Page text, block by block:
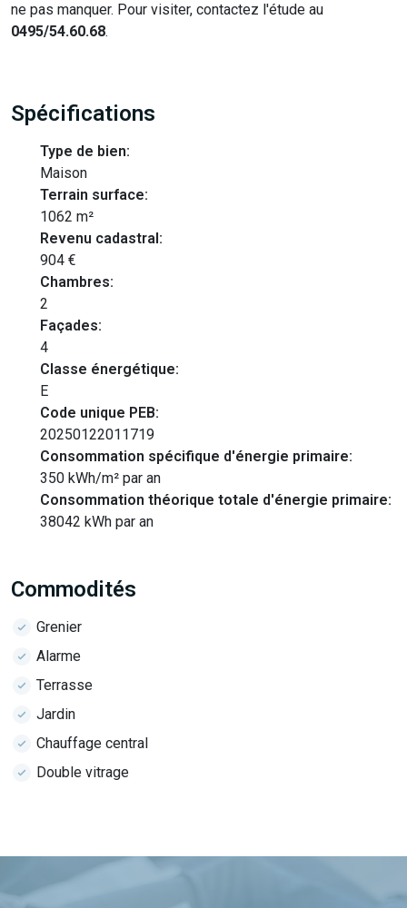
ne pas manquer. Pour visiter, contactez l'étude au
0495/54.60.68.
Spécifications
Type de bien:
Maison
Terrain surface:
1062 m²
Revenu cadastral:
904 €
Chambres:
2
Façades:
4
Classe énergétique:
E
Code unique PEB:
20250122011719
Consommation spécifique d'énergie primaire:
350 kWh/m² par an
Consommation théorique totale d'énergie primaire:
38042 kWh par an
Commodités
Grenier
Alarme
Terrasse
Jardin
Chauffage central
Double vitrage